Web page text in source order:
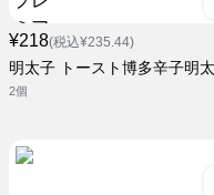
¥218(税込¥235.44)
明太子 トースト博多辛子明
2個